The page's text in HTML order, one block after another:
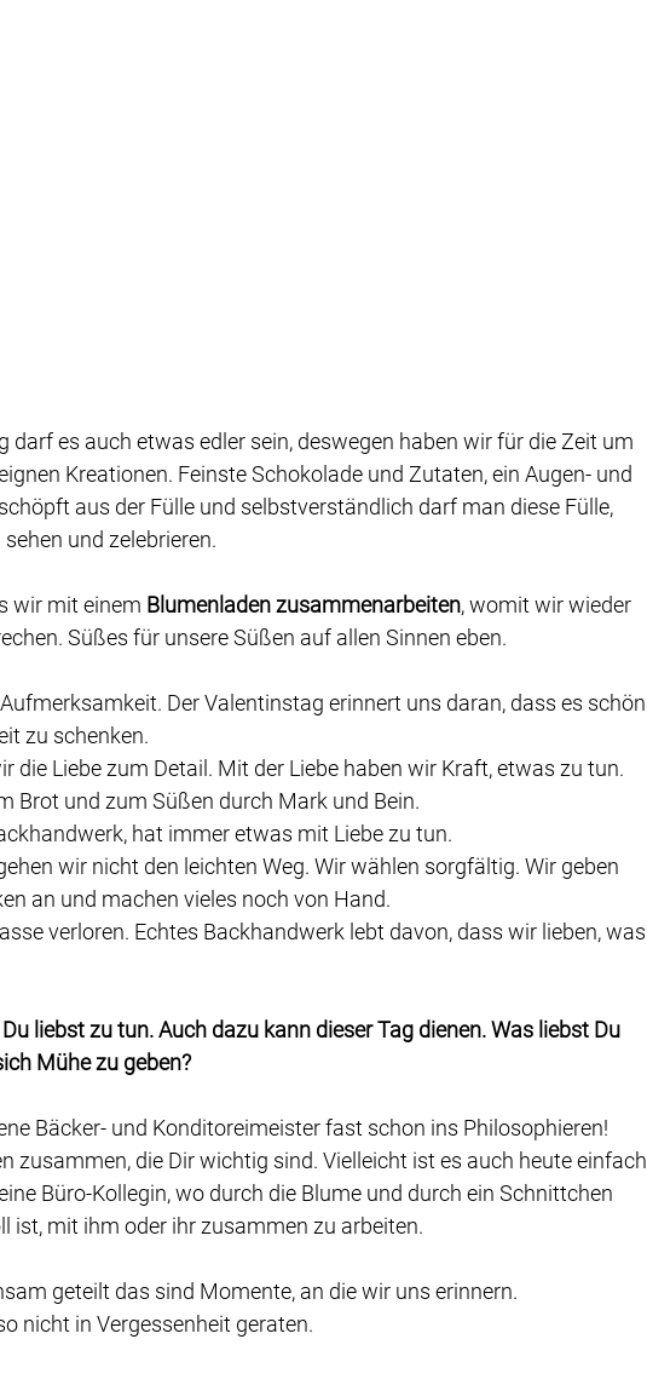
darf es auch etwas edler sein, deswegen haben wir für die Zeit um
Kreationen. Feinste Schokolade und Zutaten, ein Augen- und
aus der Fülle und selbstverständlich darf man diese Fülle,
und zelebrieren.
wir mit einem Blumenladen zusammenarbeiten, womit wir wieder
Süßes für unsere Süßen auf allen Sinnen eben.
Der Valentinstag erinnert uns daran, dass es schön
zu schenken.
die Liebe zum Detail. Mit der Liebe haben wir Kraft, etwas zu tun.
Brot und zum Süßen durch Mark und Bein.
hat immer etwas mit Liebe zu tun.
wir nicht den leichten Weg. Wir wählen sorgfältig. Wir geben
an und machen vieles noch von Hand.
verloren. Echtes Backhandwerk lebt davon, dass wir lieben, was
liebst zu tun. Auch dazu kann dieser Tag dienen. Was liebst Du
Mühe zu geben?
Bäcker- und Konditoreimeister fast schon ins Philosophieren!
zusammen, die Dir wichtig sind. Vielleicht ist es auch heute einfach
Büro-Kollegin, wo durch die Blume und durch ein Schnittchen
ist, mit ihm oder ihr zusammen zu arbeiten.
geteilt das sind Momente, an die wir uns erinnern.
nicht in Vergessenheit geraten.